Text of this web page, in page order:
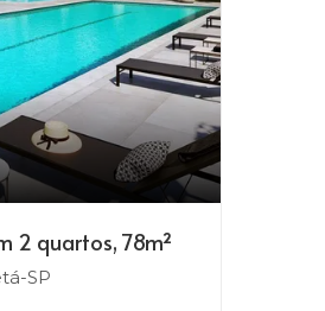
2 quartos, 78m²
SP